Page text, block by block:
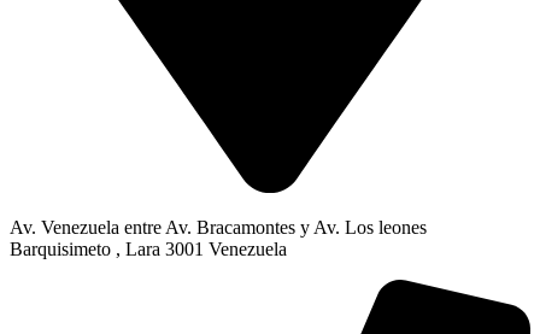
Av. Venezuela entre Av. Bracamontes y Av. Los leones
Barquisimeto , Lara 3001 Venezuela